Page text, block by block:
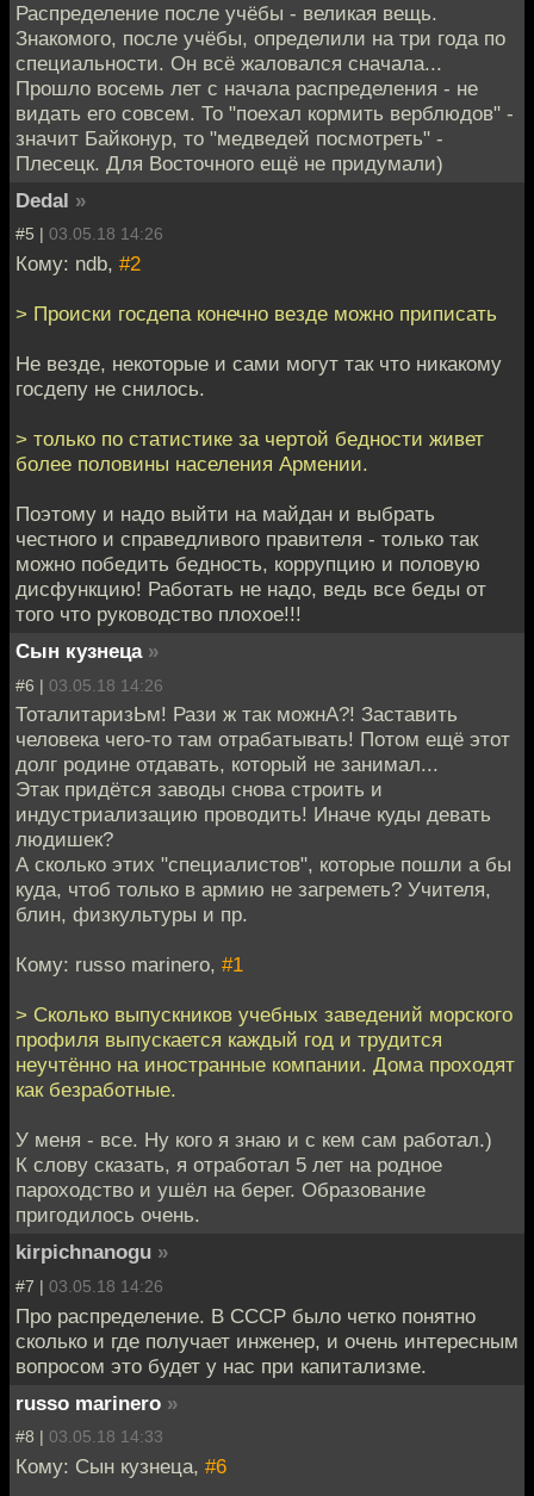
Распределение после учёбы - великая вещь.
Знакомого, после учёбы, определили на три года по
специальности. Он всё жаловался сначала...
Прошло восемь лет с начала распределения - не
видать его совсем. То "поехал кормить верблюдов" -
значит Байконур, то "медведей посмотреть" -
Плесецк. Для Восточного ещё не придумали)
Dedal »
#5 | 03.05.18 14:26
Кому: ndb, #2
> Происки госдепа конечно везде можно приписать
Не везде, некоторые и сами могут так что никакому
госдепу не снилось.
> только по статистике за чертой бедности живет
более половины населения Армении.
Поэтому и надо выйти на майдан и выбрать
честного и справедливого правителя - только так
можно победить бедность, коррупцию и половую
дисфункцию! Работать не надо, ведь все беды от
того что руководство плохое!!!
Сын кузнеца »
#6 | 03.05.18 14:26
ТоталитаризЬм! Рази ж так можнА?! Заставить
человека чего-то там отрабатывать! Потом ещё этот
долг родине отдавать, который не занимал...
Этак придётся заводы снова строить и
индустриализацию проводить! Иначе куды девать
людишек?
А сколько этих "специалистов", которые пошли а бы
куда, чтоб только в армию не загреметь? Учителя,
блин, физкультуры и пр.
Кому: russo marinero, #1
> Сколько выпускников учебных заведений морского
профиля выпускается каждый год и трудится
неучтённо на иностранные компании. Дома проходят
как безработные.
У меня - все. Ну кого я знаю и с кем сам работал.)
К слову сказать, я отработал 5 лет на родное
пароходство и ушёл на берег. Образование
пригодилось очень.
kirpichnanogu »
#7 | 03.05.18 14:26
Про распределение. В СССР было четко понятно
сколько и где получает инженер, и очень интересным
вопросом это будет у нас при капитализме.
russo marinero »
#8 | 03.05.18 14:33
Кому: Сын кузнеца, #6